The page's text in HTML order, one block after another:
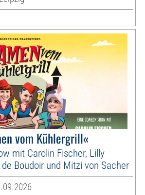
vom Kühlergrill«
mit Carolin Fischer, Lilly
Boudoir und Mitzi von Sacher